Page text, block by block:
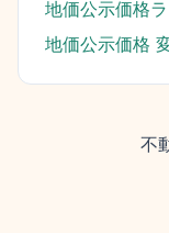
地価公示価格
地価公示価格
不